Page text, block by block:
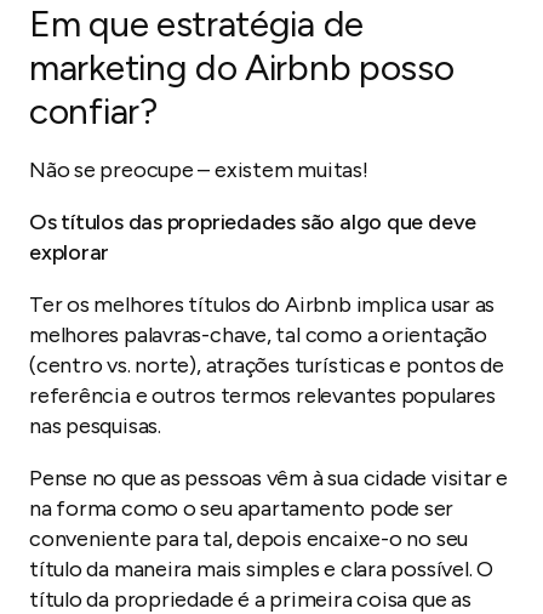
Em que estratégia de
marketing do Airbnb posso
confiar?
Não se preocupe – existem muitas!
Os títulos das propriedades são algo que deve
explorar
Ter os melhores títulos do Airbnb implica usar as
melhores palavras-chave, tal como a orientação
(centro vs. norte), atrações turísticas e pontos de
referência e outros termos relevantes populares
nas pesquisas.
Pense no que as pessoas vêm à sua cidade visitar e
na forma como o seu apartamento pode ser
conveniente para tal, depois encaixe-o no seu
título da maneira mais simples e clara possível. O
título da propriedade é a primeira coisa que as